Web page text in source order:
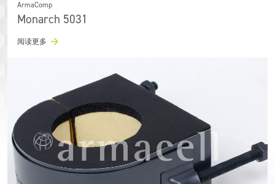
ArmaComp
Monarch 5031
阅读更多